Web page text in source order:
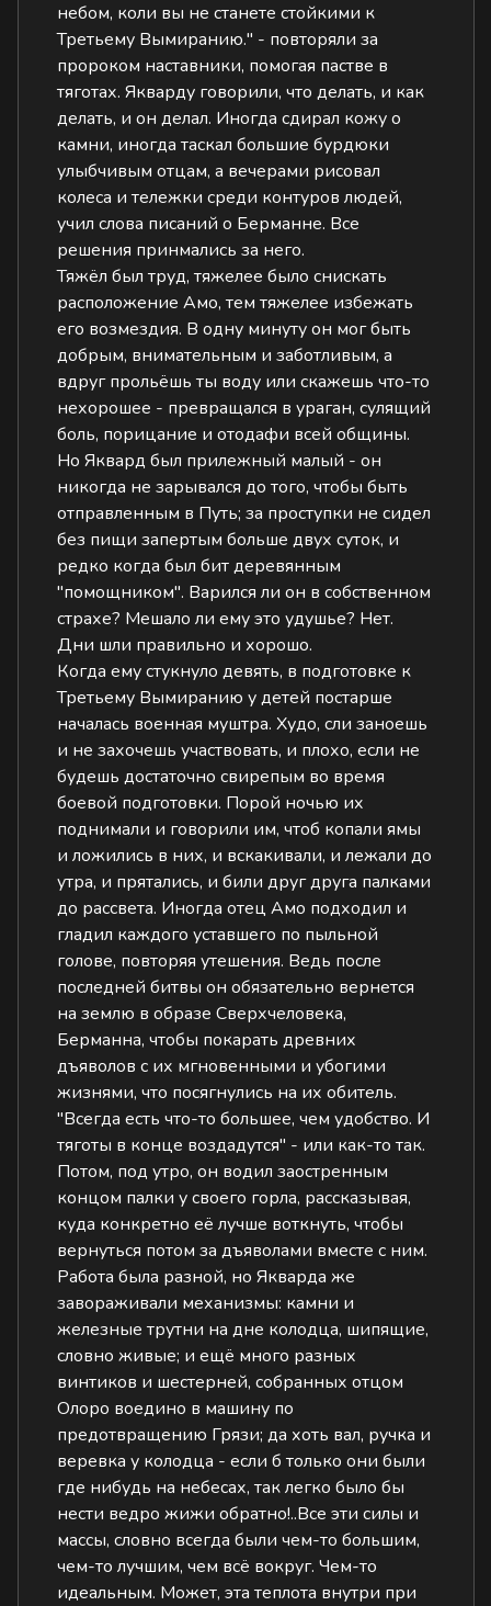
небом, коли вы не станете стойкими к
Третьему Вымиранию." - повторяли за
пророком наставники, помогая пастве в
тяготах. Якварду говорили, что делать, и как
делать, и он делал. Иногда сдирал кожу о
камни, иногда таскал большие бурдюки
улыбчивым отцам, а вечерами рисовал
колеса и тележки среди контуров людей,
учил слова писаний о Берманне. Все
решения принмались за него.
Тяжёл был труд, тяжелее было снискать
расположение Амо, тем тяжелее избежать
его возмездия. В одну минуту он мог быть
добрым, внимательным и заботливым, а
вдруг прольёшь ты воду или скажешь что-то
нехорошее - превращался в ураган, сулящий
боль, порицание и отодафи всей общины.
Но Яквард был прилежный малый - он
никогда не зарывался до того, чтобы быть
отправленным в Путь; за проступки не сидел
без пищи запертым больше двух суток, и
редко когда был бит деревянным
"помощником". Варился ли он в собственном
страхе? Мешало ли ему это удушье? Нет.
Дни шли правильно и хорошо.
Когда ему стукнуло девять, в подготовке к
Третьему Вымиранию у детей постарше
началась военная муштра. Худо, сли заноешь
и не захочешь участвовать, и плохо, если не
будешь достаточно свирепым во время
боевой подготовки. Порой ночью их
поднимали и говорили им, чтоб копали ямы
и ложились в них, и вскакивали, и лежали до
утра, и прятались, и били друг друга палками
до рассвета. Иногда отец Амо подходил и
гладил каждого уставшего по пыльной
голове, повторяя утешения. Ведь после
последней битвы он обязательно вернется
на землю в образе Сверхчеловека,
Берманна, чтобы покарать древних
дъяволов с их мгновенными и убогими
жизнями, что посягнулись на их обитель.
"Всегда есть что-то большее, чем удобство. И
тяготы в конце воздадутся" - или как-то так.
Потом, под утро, он водил заостренным
концом палки у своего горла, рассказывая,
куда конкретно её лучше воткнуть, чтобы
вернуться потом за дъяволами вместе с ним.
Работа была разной, но Якварда же
завораживали механизмы: камни и
железные трутни на дне колодца, шипящие,
словно живые; и ещё много разных
винтиков и шестерней, собранных отцом
Олоро воедино в машину по
предотвращению Грязи; да хоть вал, ручка и
веревка у колодца - если б только они были
где нибудь на небесах, так легко было бы
нести ведро жижи обратно!..Все эти силы и
массы, словно всегда были чем-то большим,
чем-то лучшим, чем всё вокруг. Чем-то
идеальным. Может, эта теплота внутри при